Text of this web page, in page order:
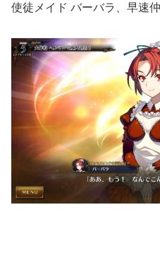
使徒メイド バーバラ、早速